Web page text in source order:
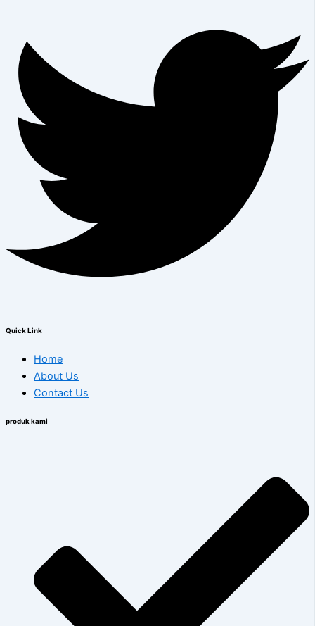
Quick Link
Home
About Us
Contact Us
produk kami